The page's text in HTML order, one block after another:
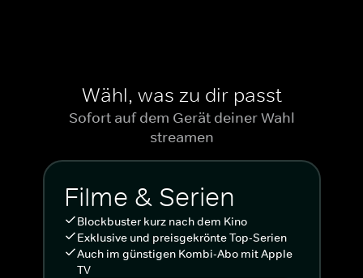
Wähl, was zu dir passt
Sofort auf dem Gerät deiner Wahl
streamen
Filme & Serien
Blockbuster kurz nach dem Kino
Exklusive und preisgekrönte Top-Serien
Auch im günstigen Kombi-Abo mit Apple
TV